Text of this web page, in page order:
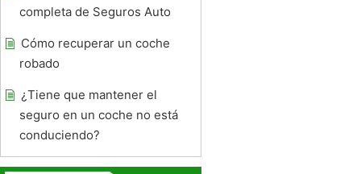
completa de Seguros Auto
Cómo recuperar un coche
robado
¿Tiene que mantener el
seguro en un coche no está
conduciendo?